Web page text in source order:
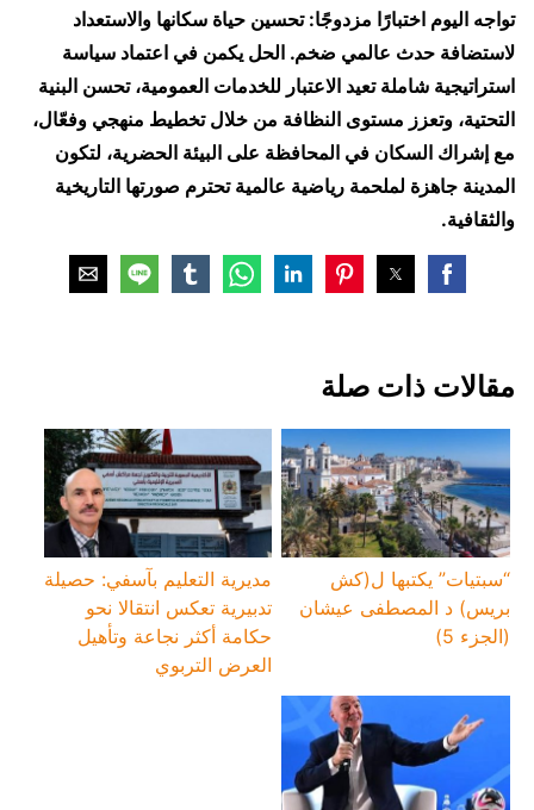
تواجه اليوم اختبارًا مزدوجًا: تحسين حياة سكانها والاستعداد
لاستضافة حدث عالمي ضخم. الحل يكمن في اعتماد سياسة
استراتيجية شاملة تعيد الاعتبار للخدمات العمومية، تحسن البنية
التحتية، وتعزز مستوى النظافة من خلال تخطيط منهجي وفعّال،
مع إشراك السكان في المحافظة على البيئة الحضرية، لتكون
المدينة جاهزة لملحمة رياضية عالمية تحترم صورتها التاريخية
والثقافية.
‏مقالات ذات صلة
“سبتيات” يكتبها ل(كش
بريس) د المصطفى عيشان
(الجزء 5)
مديرية التعليم بآسفي: حصيلة
تدبيرية تعكس انتقالا نحو
حكامة أكثر نجاعة وتأهيل
العرض التربوي